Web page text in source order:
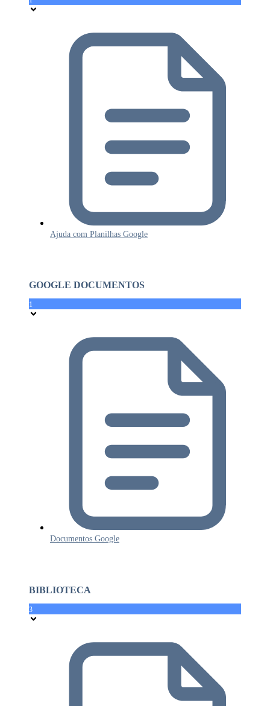
Ajuda com Planilhas Google
GOOGLE DOCUMENTOS
1
Documentos Google
BIBLIOTECA
3